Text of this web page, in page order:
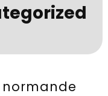
normande